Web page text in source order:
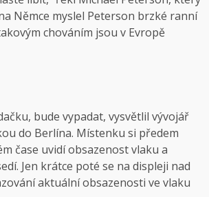
Němce myslel Peterson brzké ranní
chováním jsou v Evropě
bude vypadat, vysvětlil vývojář
do Berlína. Místenku si předem
čase uvidí obsazenost vlaku a
Jen krátce poté se na displeji nad
aktuální obsazenosti ve vlaku